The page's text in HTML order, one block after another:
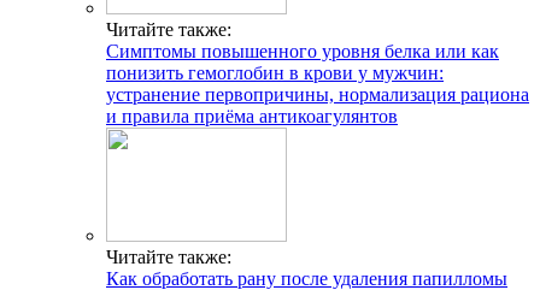
Читайте также:
Симптомы повышенного уровня белка или как
понизить гемоглобин в крови у мужчин:
устранение первопричины, нормализация рациона
и правила приёма антикоагулянтов
Читайте также:
Как обработать рану после удаления папилломы